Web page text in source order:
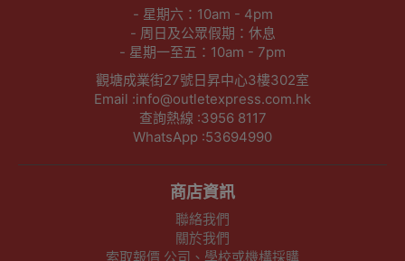
- 星期六：10am - 4pm
- 周日及公眾假期：休息
- 星期一至五：10am - 7pm
觀塘成業街27號日昇中心3樓302室
Email :info@outletexpress.com.hk
查詢熱線 :3956 8117
WhatsApp :53694990
商店資訊
聯絡我們
關於我們
索取報價 公司、學校或機構採購